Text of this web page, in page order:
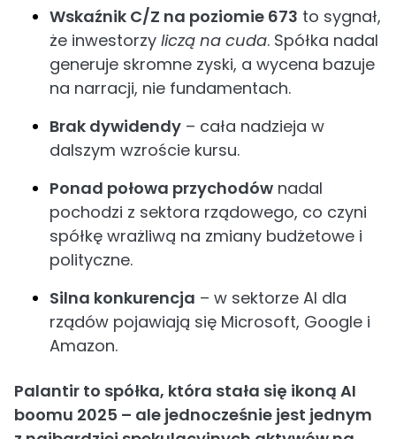
Wskaźnik C/Z na poziomie 673 to sygnał,
że inwestorzy liczą na cuda. Spółka nadal
generuje skromne zyski, a wycena bazuje
na narracji, nie fundamentach.
Brak dywidendy – cała nadzieja w
dalszym wzroście kursu.
Ponad połowa przychodów nadal
pochodzi z sektora rządowego, co czyni
spółkę wrażliwą na zmiany budżetowe i
polityczne.
Silna konkurencja – w sektorze AI dla
rządów pojawiają się Microsoft, Google i
Amazon.
Palantir to spółka, która stała się ikoną AI
boomu 2025 – ale jednocześnie jest jednym